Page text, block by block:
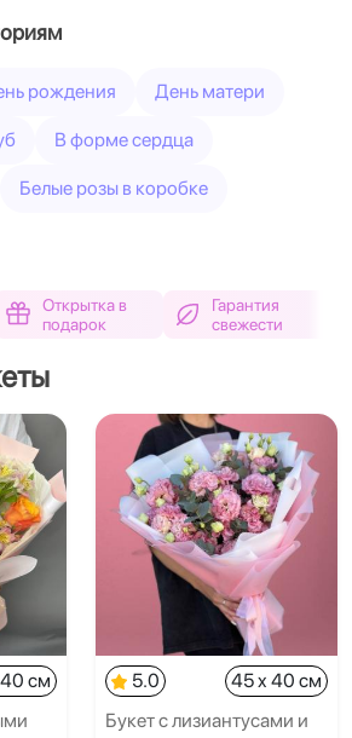
рождения День матери
В форме сердца
Белые розы в коробке
Открытка в
подарок
Гарантия
свежести
см
5.0
45 x 40 см
Букет с лизиантусами и